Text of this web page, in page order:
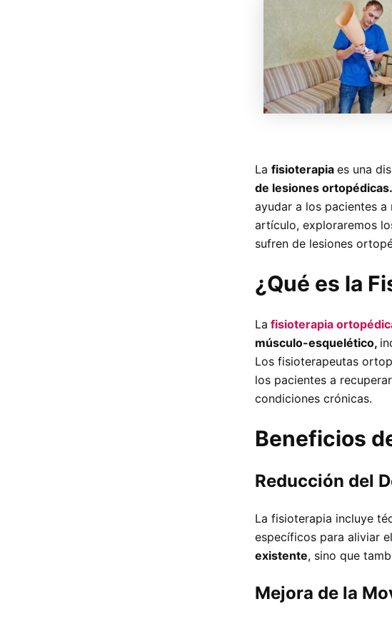
La fisioterapia es una
de lesiones ortopédicas.
ayudar a los pacientes
artículo, exploraremos
sufren de lesiones
¿Qué es la
La fisioterapia
músculo-esquelético,
Los fisioterapeutas
los pacientes a
condiciones crónicas.
Beneficios
Reducción del
La fisioterapia incluye
específicos para aliviar
existente, sino que
Mejora de la